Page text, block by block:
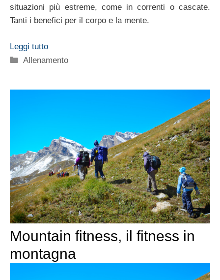
situazioni più estreme, come in correnti o cascate.
Tanti i benefici per il corpo e la mente.
Leggi tutto
Categorie
Allenamento
Mountain fitness, il fitness in
montagna